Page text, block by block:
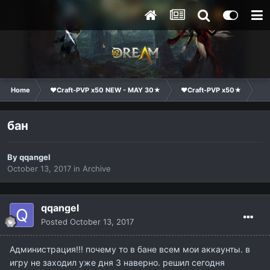
Home ❤Craft-PVP x50 NEW - MAY 30★ ❤Craft-PVP x50★
бан
Byqqangel
October 13, 2017 in Archive
qqangel
Posted October 13, 2017
Администрация!!! почему то в бане всем мои аккаунты. в
игру не заходил уже дня 3 наверно. решил сегодня